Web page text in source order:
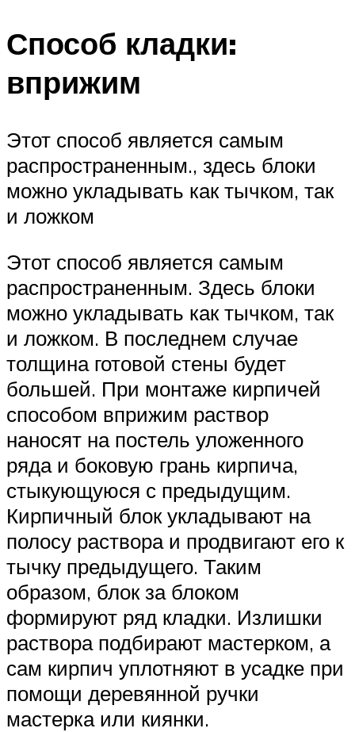
Способ кладки:
вприжим
Этот способ является самым
распространенным., здесь блоки
можно укладывать как тычком, так
и ложком
Этот способ является самым
распространенным. Здесь блоки
можно укладывать как тычком, так
и ложком. В последнем случае
толщина готовой стены будет
большей. При монтаже кирпичей
способом вприжим раствор
наносят на постель уложенного
ряда и боковую грань кирпича,
стыкующуюся с предыдущим.
Кирпичный блок укладывают на
полосу раствора и продвигают его к
тычку предыдущего. Таким
образом, блок за блоком
формируют ряд кладки. Излишки
раствора подбирают мастерком, а
сам кирпич уплотняют в усадке при
помощи деревянной ручки
мастерка или киянки.